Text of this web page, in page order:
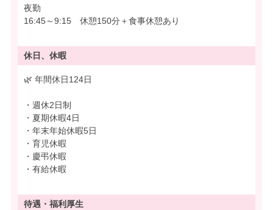
夜勤
16:45～9:15 休憩150分＋食事休憩あり
休日、休暇
🌿 年間休日124日
・週休2日制
・夏期休暇4日
・年末年始休暇5日
・育児休暇
・慶弔休暇
・有給休暇
待遇・ 福利厚生